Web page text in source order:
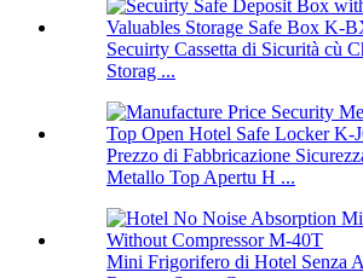
Secuirty Cassetta di Sicurità cù
Storag ...
Prezzo di Fabbricazione
Metallo Top Apertu H ...
Mini Frigorifero di Hotel Senza